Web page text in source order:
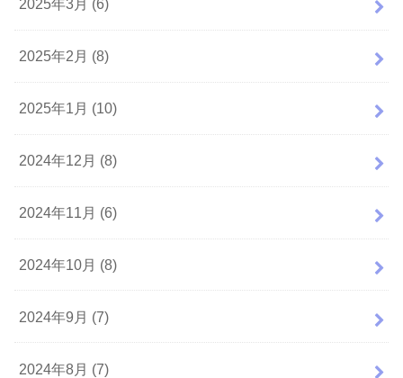
2025年3月 (6)
2025年2月 (8)
2025年1月 (10)
2024年12月 (8)
2024年11月 (6)
2024年10月 (8)
2024年9月 (7)
2024年8月 (7)